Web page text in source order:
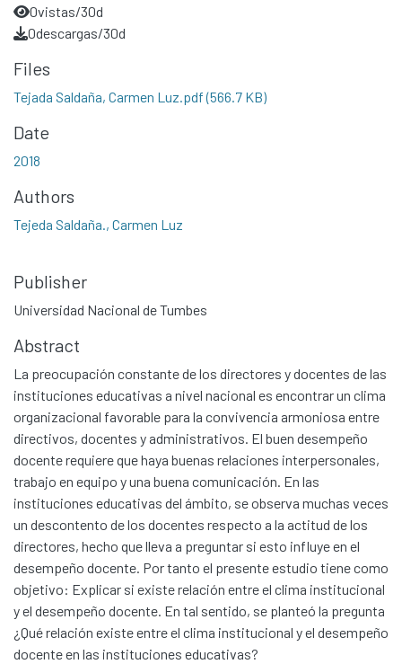
0vistas/30d
0descargas/30d
Files
Tejada Saldaña, Carmen Luz.pdf(566.7 KB)
Date
2018
Authors
Tejeda Saldaña., Carmen Luz
Publisher
Universidad Nacional de Tumbes
Abstract
La preocupación constante de los directores y docentes de las
instituciones educativas a nivel nacional es encontrar un clima
organizacional favorable para la convivencia armoniosa entre
directivos, docentes y administrativos. El buen desempeño
docente requiere que haya buenas relaciones interpersonales,
trabajo en equipo y una buena comunicación. En las
instituciones educativas del ámbito, se observa muchas veces
un descontento de los docentes respecto a la actitud de los
directores, hecho que lleva a preguntar si esto influye en el
desempeño docente. Por tanto el presente estudio tiene como
objetivo: Explicar si existe relación entre el clima institucional
y el desempeño docente. En tal sentido, se planteó la pregunta
¿Qué relación existe entre el clima institucional y el desempeño
docente en las instituciones educativas?